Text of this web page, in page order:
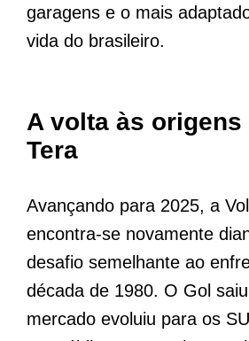
garagens e o mais
vida do brasileiro.
A volta às origens
Tera
Avançando para 2025, a
encontra-se novamente
desafio semelhante ao
década de 1980. O Gol
mercado evoluiu para os